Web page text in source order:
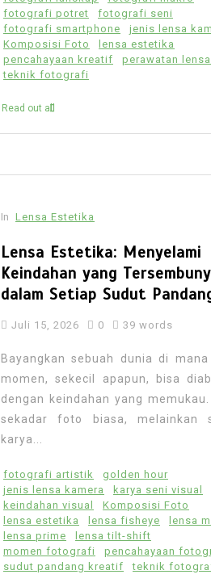
fotografi potret
fotografi seni
fotografi smartphone
jenis lensa
Komposisi Foto
lensa estetika
pencahayaan kreatif
perawatan lensa
teknik fotografi
Read out all
In Lensa Estetika
Lensa Estetika: Menyelami
Keindahan yang
dalam Setiap Sudut
Juli 15, 2026 0 39 words
Bayangkan sebuah dunia di
momen, sekecil apapun, bisa
dengan keindahan yang memukau.
sekadar foto biasa, melainkan
karya...
fotografi artistik
golden hour
jenis lensa kamera
karya seni visual
keindahan visual
Komposisi Foto
lensa estetika
lensa fisheye
lensa
lensa prime
lensa tilt-shift
momen fotografi
pencahayaan
sudut pandang kreatif
teknik